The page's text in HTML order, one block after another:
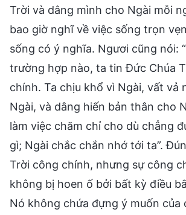
Trời và dâng mình cho Ngài mỗi
bao giờ nghĩ về việc sống trọn
sống có ý nghĩa. Ngươi cũng nói:
trường hợp nào, ta tin Đức Chúa
chính. Ta chịu khổ vì Ngài, vất vả
Ngài, và dâng hiến bản thân cho
làm việc chăm chỉ cho dù chẳng
gì; Ngài chắc chắn nhớ tới ta”.
Trời công chính, nhưng sự công
không bị hoen ố bởi bất kỳ điều
Nó không chứa đựng ý muốn của